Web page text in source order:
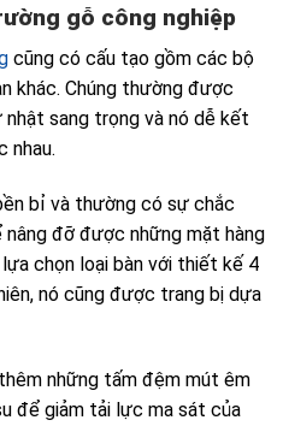
gỗ công nghiệp
cũng có cấu tạo gồm các bộ
khác. Chúng thường được
sang trọng và nó dễ kết
nhau.
bỉ và thường có sự chắc
đỡ được những mặt hàng
chọn loại bàn với thiết kế 4
nó cũng được trang bị dựa
những tấm đệm mút êm
để giảm tải lực ma sát của